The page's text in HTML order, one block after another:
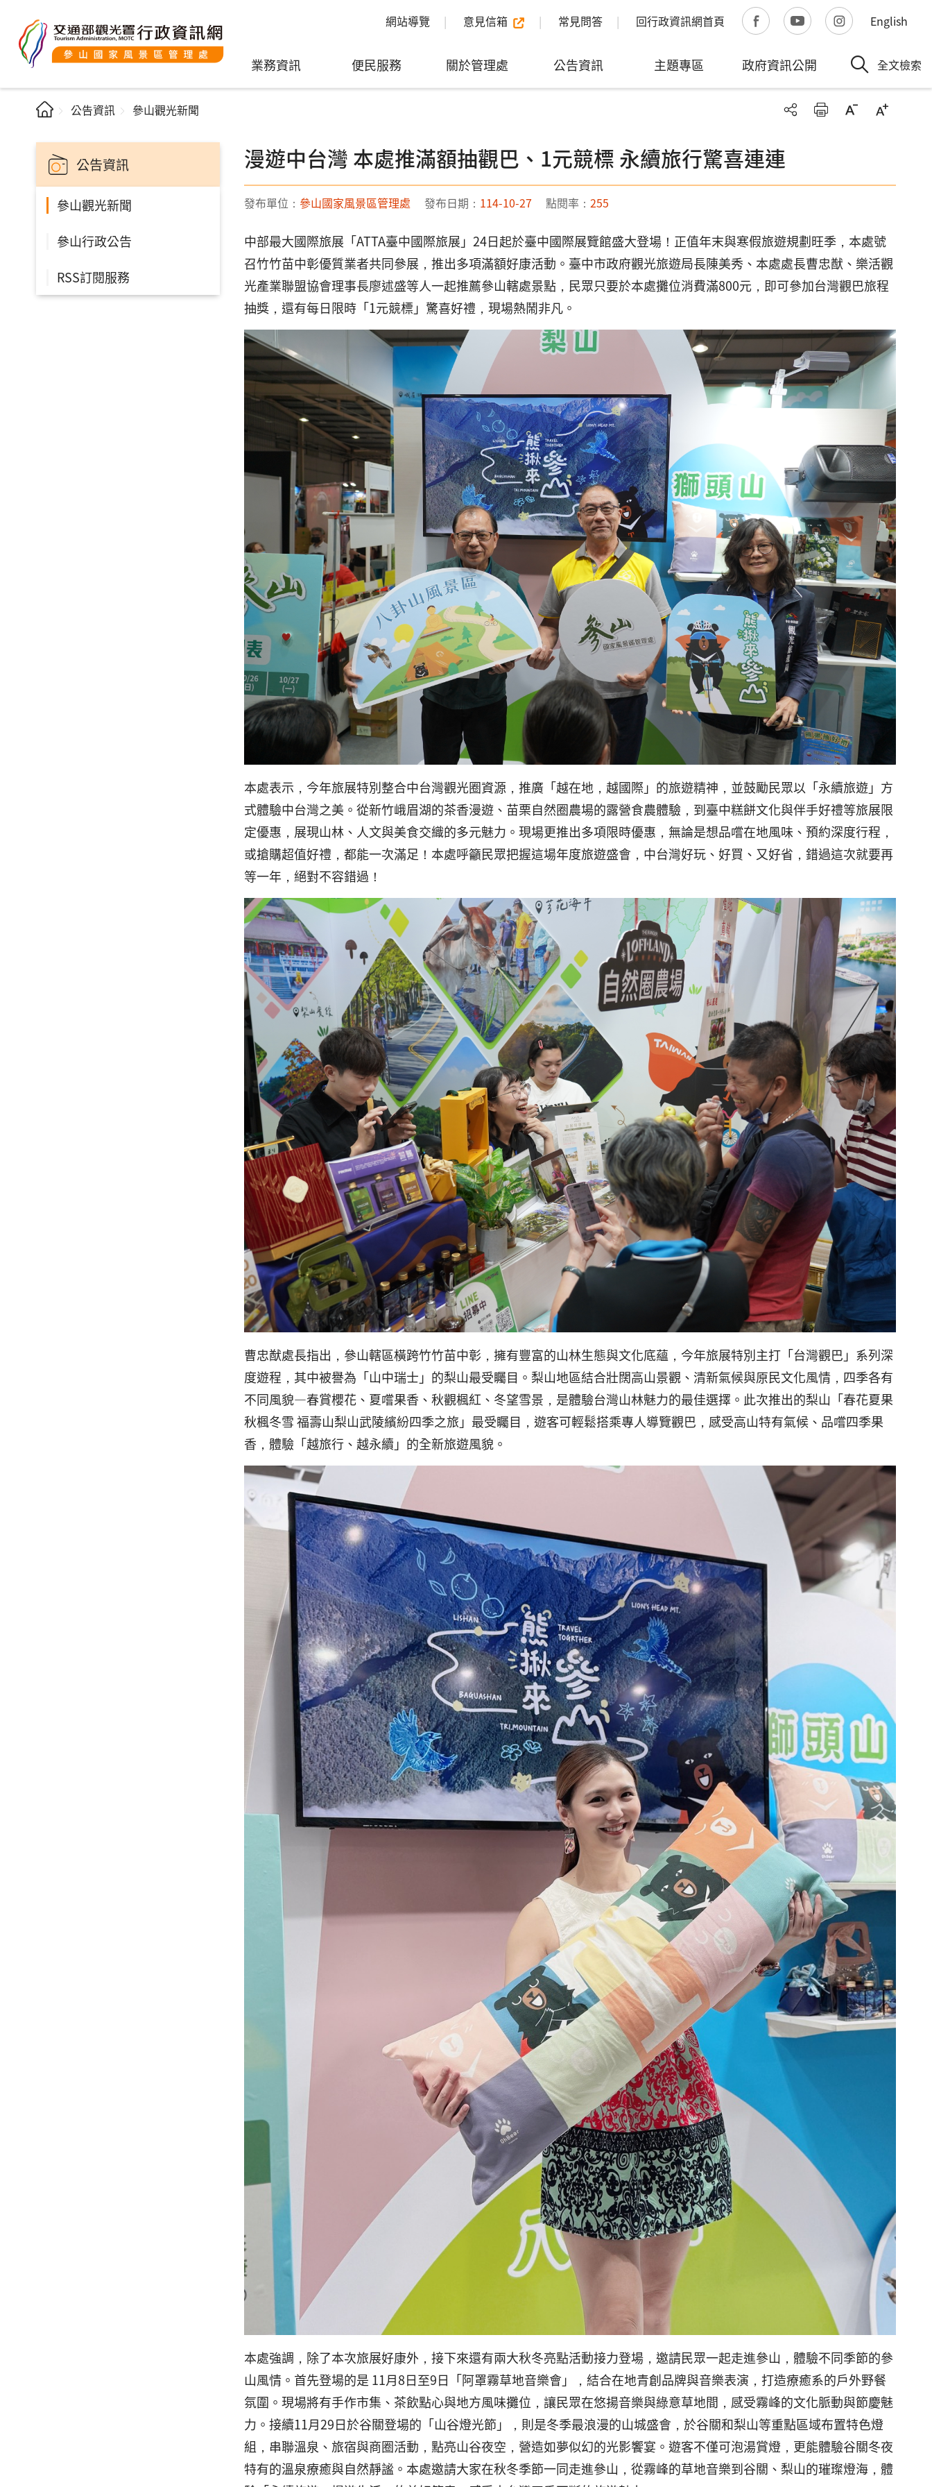
網站導覽 意見信箱 常見問答 回行政資訊網首頁 English
業務資訊 便民服務 關於管理處 公告資訊 主題專區 政府資訊公開 全文檢索
公告資訊 參山觀光新聞
公告資訊
參山觀光新聞
參山行政公告
RSS訂閱服務
漫遊中台灣 本處推滿額抽觀巴、1元競標 永續旅行驚喜連連
發布單位： 參山國家風景區管理處 發布日期： 114-10-27 點閱率： 255
中部最大國際旅展「ATTA臺中國際旅展」24日起於臺中國際展覽館盛大登場！正值年末與寒假旅遊規劃旺季，本處號
召竹竹苗中彰優質業者共同參展，推出多項滿額好康活動。臺中市政府觀光旅遊局長陳美秀、本處處長曹忠猷、樂活觀
光產業聯盟協會理事長廖述盛等人一起推薦參山轄處景點，民眾只要於本處攤位消費滿800元，即可參加台灣觀巴旅程
抽獎，還有每日限時「1元競標」驚喜好禮，現場熱鬧非凡。
本處表示，今年旅展特別整合中台灣觀光圈資源，推廣「越在地，越國際」的旅遊精神，並鼓勵民眾以「永續旅遊」方
式體驗中台灣之美。從新竹峨眉湖的茶香漫遊、苗栗自然圈農場的露營食農體驗，到臺中糕餅文化與伴手好禮等旅展限
定優惠，展現山林、人文與美食交織的多元魅力。現場更推出多項限時優惠，無論是想品嚐在地風味、預約深度行程，
或搶購超值好禮，都能一次滿足！本處呼籲民眾把握這場年度旅遊盛會，中台灣好玩、好買、又好省，錯過這次就要再
等一年，絕對不容錯過！
曹忠猷處長指出，參山轄區橫跨竹竹苗中彰，擁有豐富的山林生態與文化底蘊，今年旅展特別主打「台灣觀巴」系列深
度遊程，其中被譽為「山中瑞士」的梨山最受矚目。梨山地區結合壯闊高山景觀、清新氣候與原民文化風情，四季各有
不同風貌—春賞櫻花、夏嚐果香、秋觀楓紅、冬望雪景，是體驗台灣山林魅力的最佳選擇。此次推出的梨山「春花夏果
秋楓冬雪 福壽山梨山武陵繽紛四季之旅」最受矚目，遊客可輕鬆搭乘專人導覽觀巴，感受高山特有氣候、品嚐四季果
香，體驗「越旅行、越永續」的全新旅遊風貌。
本處強調，除了本次旅展好康外，接下來還有兩大秋冬亮點活動接力登場，邀請民眾一起走進參山，體驗不同季節的參
山風情。首先登場的是 11月8日至9日「阿罩霧草地音樂會」，結合在地青創品牌與音樂表演，打造療癒系的戶外野餐
氛圍。現場將有手作市集、茶飲點心與地方風味攤位，讓民眾在悠揚音樂與綠意草地間，感受霧峰的文化脈動與節慶魅
力。接續11月29日於谷關登場的「山谷燈光節」，則是冬季最浪漫的山城盛會，於谷關和梨山等重點區域布置特色燈
組，串聯溫泉、旅宿與商圈活動，點亮山谷夜空，營造如夢似幻的光影饗宴。遊客不僅可泡湯賞燈，更能體驗谷關冬夜
特有的溫泉療癒與自然靜謐。本處邀請大家在秋冬季節一同走進參山，從霧峰的草地音樂到谷關、梨山的璀璨燈海，體